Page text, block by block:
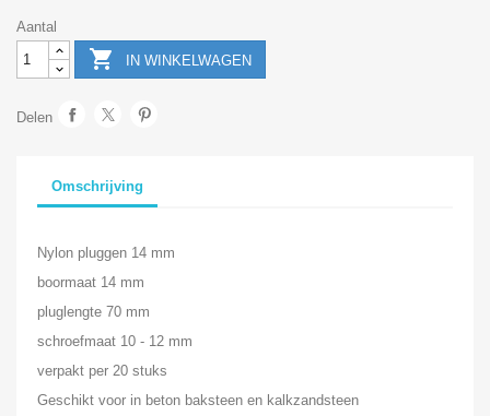
Aantal
 IN WINKELWAGEN
Delen
Omschrijving
Nylon pluggen 14 mm
boormaat 14 mm
pluglengte 70 mm
schroefmaat 10 - 12 mm
verpakt per 20 stuks
Geschikt voor in beton baksteen en kalkzandsteen